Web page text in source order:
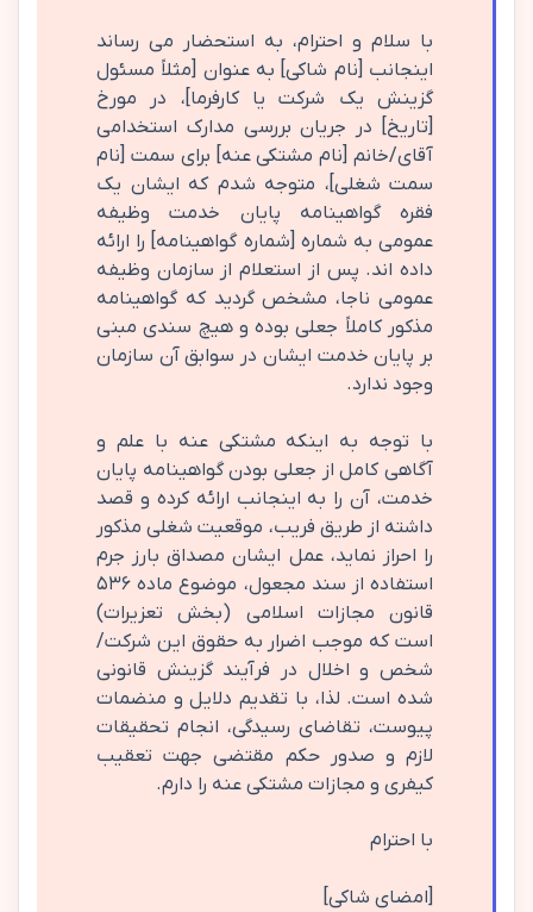
با سلام و احترام، به استحضار می رساند
اینجانب [نام شاکی] به عنوان [مثلاً مسئول
گزینش یک شرکت یا کارفرما]، در مورخ
[تاریخ] در جریان بررسی مدارک استخدامی
آقای/خانم [نام مشتکی عنه] برای سمت [نام
سمت شغلی]، متوجه شدم که ایشان یک
فقره گواهینامه پایان خدمت وظیفه
عمومی به شماره [شماره گواهینامه] را ارائه
داده اند. پس از استعلام از سازمان وظیفه
عمومی ناجا، مشخص گردید که گواهینامه
مذکور کاملاً جعلی بوده و هیچ سندی مبنی
بر پایان خدمت ایشان در سوابق آن سازمان
وجود ندارد.
با توجه به اینکه مشتکی عنه با علم و
آگاهی کامل از جعلی بودن گواهینامه پایان
خدمت، آن را به اینجانب ارائه کرده و قصد
داشته از طریق فریب، موقعیت شغلی مذکور
را احراز نماید، عمل ایشان مصداق بارز جرم
استفاده از سند مجعول، موضوع ماده ۵۳۶
قانون مجازات اسلامی (بخش تعزیرات)
است که موجب اضرار به حقوق این شرکت/
شخص و اخلال در فرآیند گزینش قانونی
شده است. لذا، با تقدیم دلایل و منضمات
پیوست، تقاضای رسیدگی، انجام تحقیقات
لازم و صدور حکم مقتضی جهت تعقیب
کیفری و مجازات مشتکی عنه را دارم.
با احترام
[امضای شاکی]